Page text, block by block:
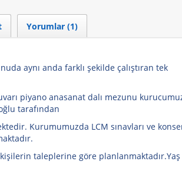
Yorumlar (1)
aynı anda farklı şekilde çalıştıran tek
piyano anasanat dalı mezunu
tarafından
Kurumumuzda LCM sınavları ve
taleplerine göre planlanmaktadır.Yaş